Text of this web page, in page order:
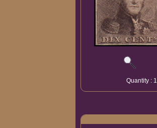
Quantity : 1